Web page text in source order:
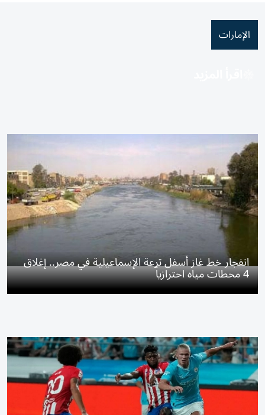
الإمارات
انفجار خط غاز أسفل ترعة الإسماعيلية في مصر.. إغلاق
4 محطات مياه احترازياً